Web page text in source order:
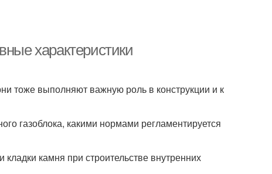
характеристики
тоже выполняют важную роль в конструкции и к
газоблока, какими нормами регламентируется
камня при строительстве внутренних